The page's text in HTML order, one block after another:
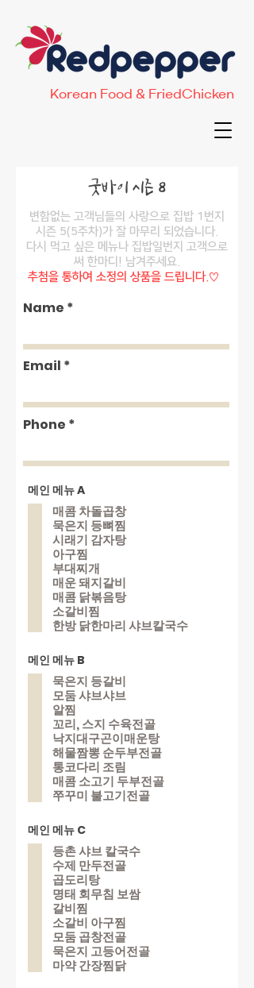
Korean Food & FriedChicken
​굿바이 시즌 8
변함없는 고객님들의 사랑으로 집밥 1번지
시즌 5(5주차)가 잘 마무리 되었습니다.
​다시 먹고 싶은 메뉴나 집밥일번지 고객으로
써 한마디! 남겨주세요.
추첨을 통하여 소정의 상품을 드립니다.♡
Name
Email
Phone
메인 메뉴 A
매콤 차돌곱창
묵은지 등뼈찜
시래기 감자탕
아구찜
부대찌개
매운 돼지갈비
매콤 닭볶음탕
소갈비찜
한방 닭한마리 샤브칼국수
메인 메뉴 B
묵은지 등갈비
모둠 샤브샤브
알찜
꼬리, 스지 수육전골
낙지대구곤이매운탕
해물짬뽕 순두부전골
통코다리 조림
매콤 소고기 두부전골
쭈꾸미 불고기전골
메인 메뉴 C
등촌 샤브 칼국수
수제 만두전골
곱도리탕
명태 회무침 보쌈
갈비찜
소갈비 아구찜
모둠 곱창전골
묵은지 고등어전골
마약 간장찜닭